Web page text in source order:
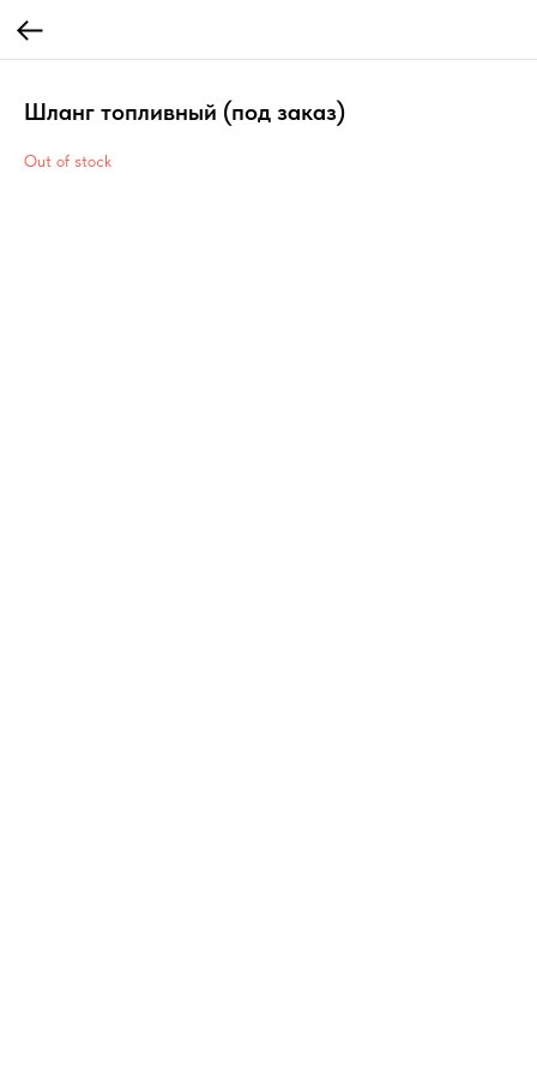
Шланг топливный (под заказ)
Out of stock